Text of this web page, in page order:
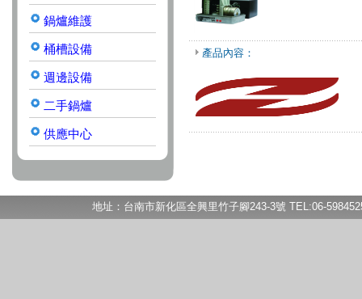
鍋爐維護
桶槽設備
週邊設備
二手鍋爐
供應中心
產品內容：
地址：台南市新化區全興里竹子腳243-3號 TEL:06-